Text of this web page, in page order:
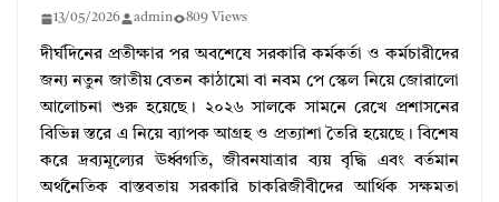
13/05/2026 admin 809 Views
দীর্ঘদিনের প্রতীক্ষার পর অবশেষে সরকারি কর্মকর্তা ও কর্মচারীদের
জন্য নতুন জাতীয় বেতন কাঠামো বা নবম পে স্কেল নিয়ে জোরালো
আলোচনা শুরু হয়েছে। ২০২৬ সালকে সামনে রেখে প্রশাসনের
বিভিন্ন স্তরে এ নিয়ে ব্যাপক আগ্রহ ও প্রত্যাশা তৈরি হয়েছে। বিশেষ
করে দ্রব্যমূল্যের ঊর্ধ্বগতি, জীবনযাত্রার ব্যয় বৃদ্ধি এবং বর্তমান
অর্থনৈতিক বাস্তবতায় সরকারি চাকরিজীবীদের আর্থিক সক্ষমতা